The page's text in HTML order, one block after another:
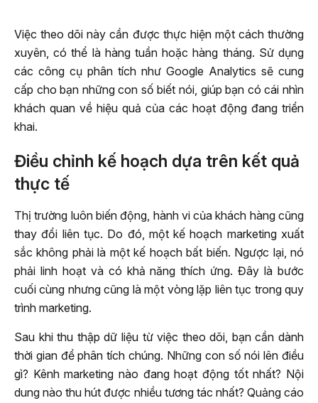
Việc theo dõi này cần được thực hiện một cách thường
xuyên, có thể là hàng tuần hoặc hàng tháng. Sử dụng
các công cụ phân tích như Google Analytics sẽ cung
cấp cho bạn những con số biết nói, giúp bạn có cái nhìn
khách quan về hiệu quả của các hoạt động đang triển
khai.
Điều chỉnh kế hoạch dựa trên kết quả
thực tế
Thị trường luôn biến động, hành vi của khách hàng cũng
thay đổi liên tục. Do đó, một kế hoạch marketing xuất
sắc không phải là một kế hoạch bất biến. Ngược lại, nó
phải linh hoạt và có khả năng thích ứng. Đây là bước
cuối cùng nhưng cũng là một vòng lặp liên tục trong quy
trình marketing.
Sau khi thu thập dữ liệu từ việc theo dõi, bạn cần dành
thời gian để phân tích chúng. Những con số nói lên điều
gì? Kênh marketing nào đang hoạt động tốt nhất? Nội
dung nào thu hút được nhiều tương tác nhất? Quảng cáo